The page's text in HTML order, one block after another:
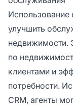
Использование
улучшить
недвижимости.
по
клиентами и
потребности.
CRM, агенты